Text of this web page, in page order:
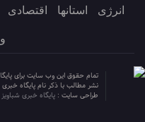
انرژی استانها اقتصادی
تمام حقوق این وب سایت برای
نشر مطالب با ذکر نام پایگاه خبری
طراحی سایت : پایگاه خبری شباویز